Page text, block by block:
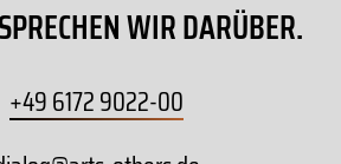
WIR DARÜBER.
+49 6172 9022-00